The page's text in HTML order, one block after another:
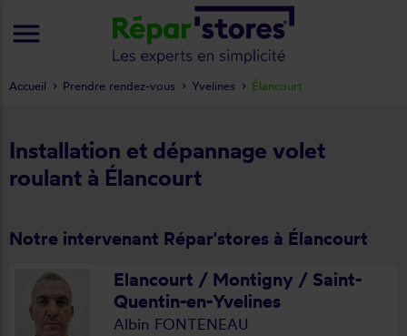
Installation et dépannage volet
roulant à Élancourt
Notre intervenant Répar'stores à Élancourt
Elancourt / Montigny / Saint-
Quentin-en-Yvelines
Albin FONTENEAU
Accueil Prendre rendez-vous Yvelines Élancourt
menu